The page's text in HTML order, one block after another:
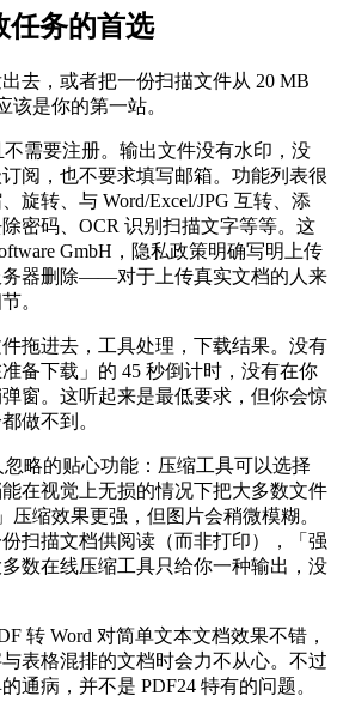
任务的首选
去，或者把一份扫描文件从 20 MB
该是你的第一站。
不需要注册。输出文件没有水印，没
阅，也不要求填写邮箱。功能列表很
旋转、与 Word/Excel/JPG 互转、添
密码、OCR 识别扫描文字等等。这
GmbH，隐私政策明确写明上传
务器删除——对于上传真实文档的人来
。
拖进去，工具处理，下载结果。没有
备下载」的 45 秒倒计时，没有在你
窗。这听起来是最低要求，但你会惊
做不到。
略的贴心功能：压缩工具可以选择
在视觉上无损的情况下把大多数文件
压缩效果更强，但图片会稍微模糊。
扫描文档供阅读（而非打印），「强
数在线压缩工具只给你一种输出，没
转 Word 对简单文本文档效果不错，
表格混排的文档时会力不从心。不过
通病，并不是 PDF24 特有的问题。